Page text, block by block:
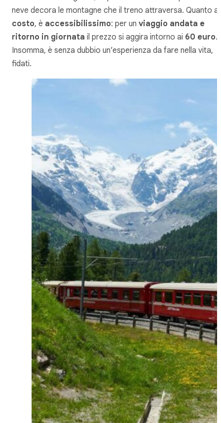
neve decora le montagne che il treno attraversa. Quanto al
costo, è accessibilissimo: per un viaggio andata e
ritorno in giornata il prezzo si aggira intorno ai 60 euro.
Insomma, è senza dubbio un’esperienza da fare nella vita,
fidati.